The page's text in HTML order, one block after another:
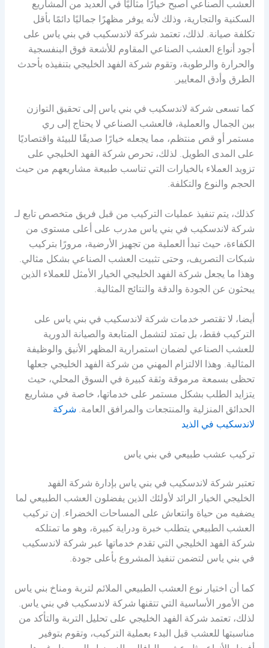
العشب الصناعي أصبح خيارًا مثاليًا في العديد من المشاريع
السكنية والتجارية، وذلك لأنه يوفر مظهرًا جماليًا دائمًا بأقل
تكلفة صيانة. لذلك، تعتمد شركة لاندسكيب في بني ياس على
أجود أنواع العشب الصناعي المقاوم للأشعة فوق البنفسجية
والحرارة والرطوبة، وتقوم شركة الفهد الخليجي بتنفيذه بأحدث
الطرق وأدق المعايير.
كما تسعى شركة لاندسكيب في بني ياس إلى تحقيق التوازن
بين الجمال والعملية، فالعشب الصناعي لا يحتاج إلى ري
مستمر أو قص منتظم، مما يجعله خيارًا صديقًا للبيئة واقتصاديًا
على المدى الطويل. لذلك، تحرص شركة الفهد الخليجي على
تزويد العملاء بالخيارات التي تناسب طبيعة مشاريعهم من حيث
الحجم والنوع والتكلفة.
كذلك، يتم تنفيذ عمليات التركيب من قبل فريق متخصص تابع لـ
شركة لاندسكيب في بني ياس مدرب على أعلى مستوى من
الكفاءة، حيث تبدأ العملية من تجهيز الأرضية، مرورًا بتركيب
شبكات التصريف، وحتى تثبيت العشب الصناعي بشكل مثالي.
وهذا ما يجعل شركة الفهد الخليجي الخيار الأمثل للعملاء الذين
يبحثون عن الجودة والدقة والنتائج المثالية.
أيضا، لا تقتصر خدمات شركة لاندسكيب في بني ياس على
التركيب فقط، بل تمتد لتشمل المتابعة والصيانة الدورية
للعشب الصناعي لضمان استمرارية المظهر الأنيق والوظيفة
المثالية. وهذا الالتزام المهني من شركة الفهد الخليجي جعلها
تحظى بسمعة مرموقة وثقة كبيرة في السوق المحلي، حيث
يتزايد الطلب بشكل مستمر على خدماتها، خاصة في مشاريع
الحدائق المنزلية والمنتجعات والمرافق العامة. شركة
لاندسكيب في الذيد
تركيب عشب طبيعي في بني ياس
تعتبر شركة لاندسكيب في بني ياس بإدارة شركة الفهد
الخليجي الخيار الرائد لأولئك الذين يفضلون العشب الطبيعي لما
يضفيه من حياة وانتعاش على المساحات الخضراء. إن تركيب
العشب الطبيعي يتطلب خبرة ودراية كبيرة، وهو ما تمتلكه
شركة الفهد الخليجي التي تقدم خدماتها عبر شركة لاندسكيب
في بني ياس لتضمن تنفيذ المشروع بأعلى جودة.
كما أن اختيار نوع العشب الطبيعي الملائم لتربة ومناخ بني ياس
من الأمور الأساسية التي تتقنها شركة لاندسكيب في بني ياس.
لذلك، تعتمد شركة الفهد الخليجي على تحليل التربة والتأكد من
مناسبتها للعشب قبل البدء بعملية التركيب، وتقوم بتوفير